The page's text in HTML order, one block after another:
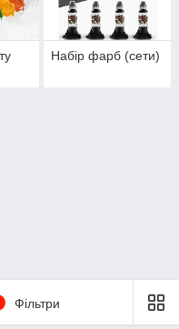
Набір фарб (сети)
Фільтри